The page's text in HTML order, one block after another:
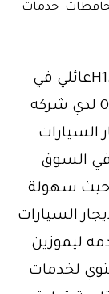
-خدمات
سيارة فان للايجار تكلفة ايجار فانH1عائلي في
القاهرة||ليموزين مصر 01102106655 لدي شركه
السيارات
في السوق
حيث سهولة
السيارات
ليموزين
لخدمات